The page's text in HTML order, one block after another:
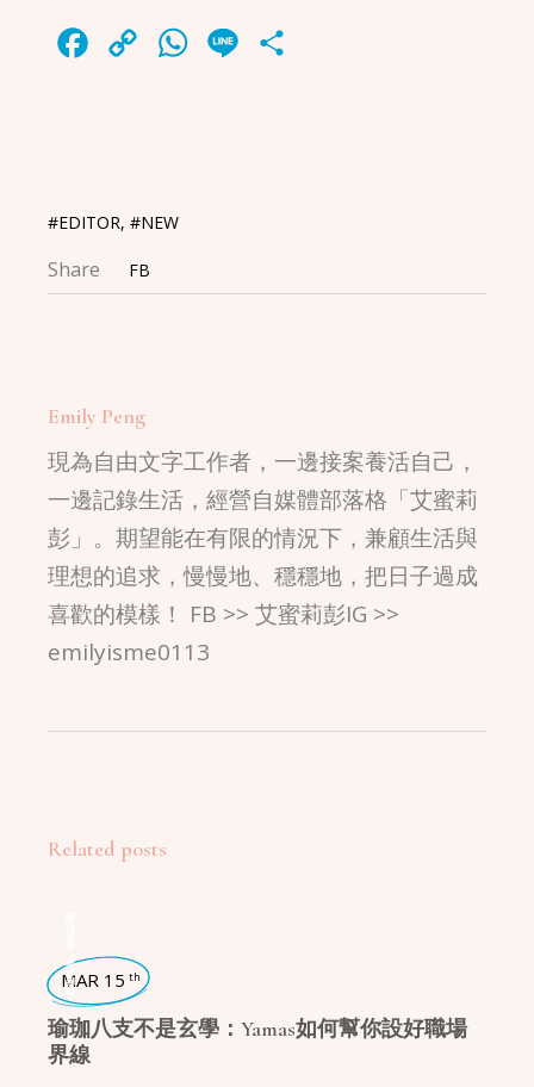
Facebook
Copy
WhatsApp
Line
#EDITOR,#NEW
Share FB
Emily Peng
現為自由文字工作者，一邊接案養活自己，
一邊記錄生活，經營自媒體部落格「艾蜜莉
彭」。期望能在有限的情況下，兼顧生活與
理想的追求，慢慢地、穩穩地，把日子過成
喜歡的模樣！ FB >> 艾蜜莉彭IG >>
emilyisme0113
Related posts
瑜珈哲學
MAR 15 th
瑜珈八支不是玄學：Yamas如何幫你設好職場
界線